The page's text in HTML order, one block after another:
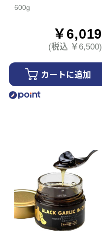
600g
￥6,019
(税込 ￥6,500)
カートに追加